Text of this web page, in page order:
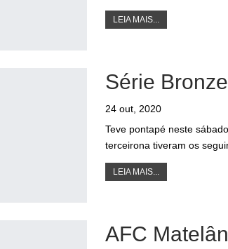
LEIA MAIS...
Série
24 out, 2020
Teve pontapé neste
terceirona tiveram os
LEIA MAIS...
AFC